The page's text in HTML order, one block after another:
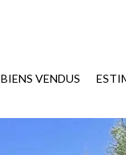
BIENS VENDUS